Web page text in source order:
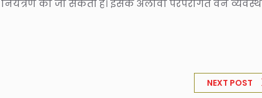
की जा सकती है। इसके अलावा परंपरागत वन
NEXT POST